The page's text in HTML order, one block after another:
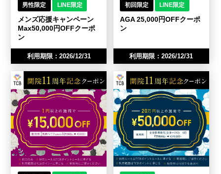
男性限定 LINE限定
メンズ応援キャンペーン
Max50,000円OFFクーポ
ン
利用期限：2026/12/31
初回限定 LINE限定
AGA 25,000円OFFクーポ
ン
利用期限：2026/12/31